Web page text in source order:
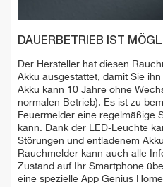
DAUERBETRIEB IST
Der Hersteller hat diesen
Akku ausgestattet, damit Sie
Akku kann 10 Jahre ohne
normalen Betrieb). Es ist zu
Feuermelder eine regelmäßige
kann. Dank der LED-Leuchte
Störungen und entladenem
Rauchmelder kann auch alle
Zustand auf Ihr Smartphone
eine spezielle App Genius